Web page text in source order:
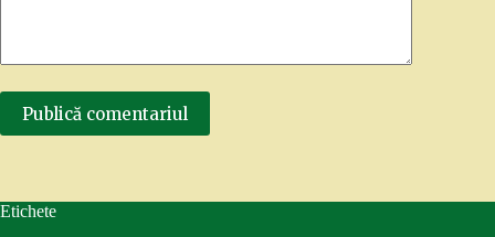
Publică comentariul
Etichete